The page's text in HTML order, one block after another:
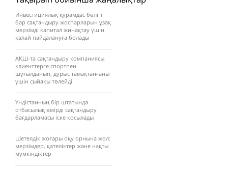
Инвестициялық құрамдас бөлігі
бар сақтандыру жоспарларын ұзақ
мерзімді капитал жинақтау үшін
қалай пайдалануға болады
АҚШ-та сақтандыру компаниясы
клиенттерге спортпен
шұғылданып, дұрыс тамақтанғаны
үшін сыйақы төлейді
Үндістанның бір штатында
отбасылық өмірді сақтандыру
бағдарламасы іске қосылады
Шетелдік жоғары оқу орнына жол:
мерзімдер, қателіктер және нақты
мүмкіндіктер